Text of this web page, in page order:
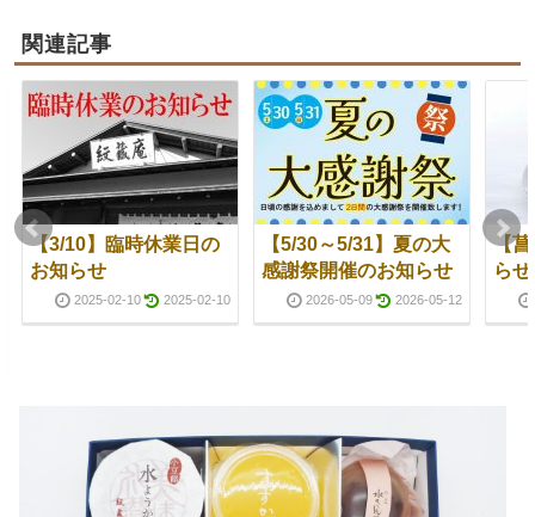
関連記事
【3/10】臨時休業日の
お知らせ
2025-02-10 2025-02-10
【5/30～5/31】夏の大
感謝祭開催のお知らせ
2026-05-09 2026-05-12
【
らせ